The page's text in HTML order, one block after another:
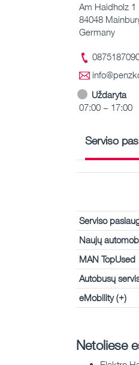
Am Haidholz 1
84048
Germany
Uždaryta
07:00 – 17:00
Serviso
Serviso
Naujų
MAN TopUsed
Autobusų
eMobility (+)
Netoliese